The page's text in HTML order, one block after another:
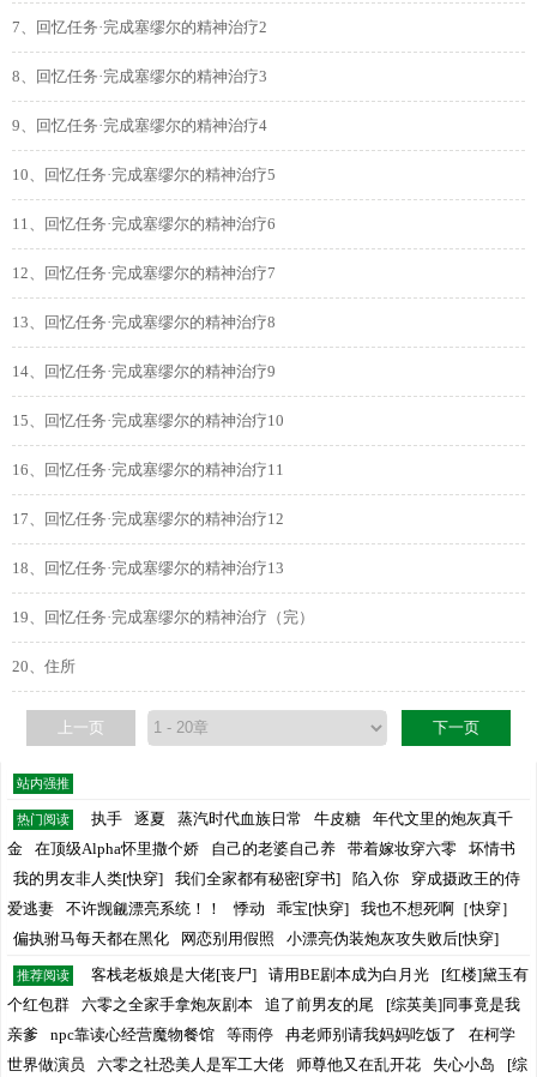
7、回忆任务·完成塞缪尔的精神治疗2
8、回忆任务·完成塞缪尔的精神治疗3
9、回忆任务·完成塞缪尔的精神治疗4
10、回忆任务·完成塞缪尔的精神治疗5
11、回忆任务·完成塞缪尔的精神治疗6
12、回忆任务·完成塞缪尔的精神治疗7
13、回忆任务·完成塞缪尔的精神治疗8
14、回忆任务·完成塞缪尔的精神治疗9
15、回忆任务·完成塞缪尔的精神治疗10
16、回忆任务·完成塞缪尔的精神治疗11
17、回忆任务·完成塞缪尔的精神治疗12
18、回忆任务·完成塞缪尔的精神治疗13
19、回忆任务·完成塞缪尔的精神治疗（完）
20、住所
上一页 下一页
站内强推
热门阅读 执手 逐夏 蒸汽时代血族日常 牛皮糖
年代文里的炮灰真千
金
在顶级Alpha怀里撒个娇 自己的老婆自己养 带着嫁妆穿六零
坏情书
我的男友非人类[快穿]
我们全家都有秘密[穿书] 陷入你
穿成摄政王的侍
爱逃妻
不许觊觎漂亮系统！！ 悸动 乖宝[快穿]
我也不想死啊［快穿］
偏执驸马每天都在黑化
网恋别用假照 小漂亮伪装炮灰攻失败后[快穿]
推荐阅读 客栈老板娘是大佬[丧尸] 请用BE剧本成为白月光
[红楼]黛玉有
个红包群
六零之全家手拿炮灰剧本 追了前男友的尾
[综英美]同事竟是我
亲爹
npc靠读心经营魔物餐馆 等雨停 冉老师别请我妈妈吃饭了
在柯学
世界做演员
六零之社恐美人是军工大佬 师尊他又在乱开花 失心小岛 [综